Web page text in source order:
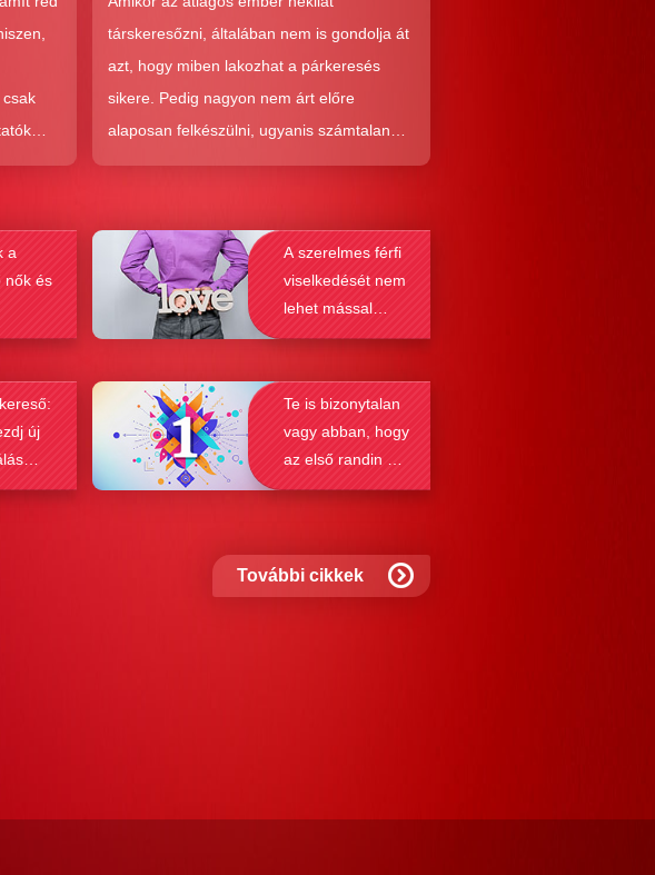
társkeresőzni, általában nem is gondolja át
azt, hogy miben lakozhat a párkeresés
sikere. Pedig nagyon nem árt előre
alaposan felkészülni, ugyanis számtalan
kudarctól képes megmenteni téged is az,
társkeresés működését, a párkapcsolatok
sikerének a receptjét, melyeket vizsgálva
bebizonyosodik, hogy a kötődési típusok
befolyásolják a társkeresést.
a
nők és
A szerelmes férfi
viselkedését nem
lehet mással
összetéveszteni
új
Te is bizonytalan
vagy abban, hogy
az első randin mit
szabad és mit
További cikkek